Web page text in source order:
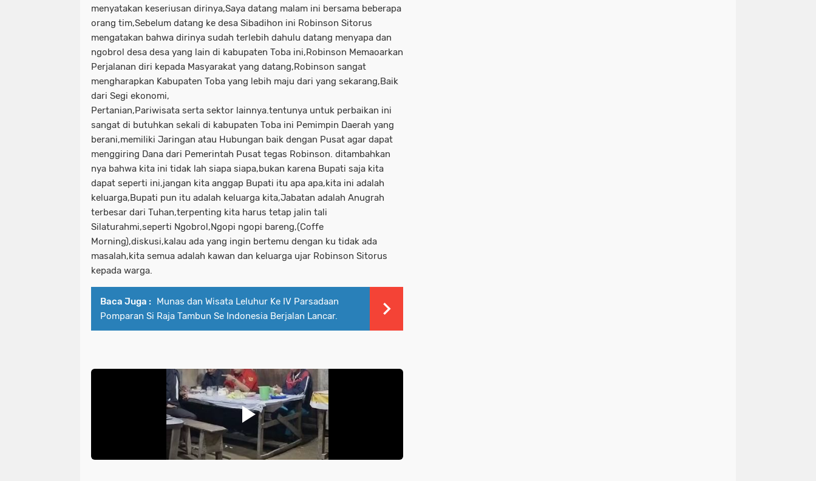
menyatakan keseriusan dirinya,Saya datang malam ini bersama beberapa
orang tim,Sebelum datang ke desa Sibadihon ini Robinson Sitorus
mengatakan bahwa dirinya sudah terlebih dahulu datang menyapa dan
ngobrol desa desa yang lain di kabupaten Toba ini,Robinson Memaoarkan
Perjalanan diri kepada Masyarakat yang datang,Robinson sangat
mengharapkan Kabupaten Toba yang lebih maju dari yang sekarang,Baik
dari Segi ekonomi,
Pertanian,Pariwisata serta sektor lainnya.tentunya untuk perbaikan ini
sangat di butuhkan sekali di kabupaten Toba ini Pemimpin Daerah yang
berani,memiliki Jaringan atau Hubungan baik dengan Pusat agar dapat
menggiring Dana dari Pemerintah Pusat tegas Robinson. ditambahkan
nya bahwa kita ini tidak lah siapa siapa,bukan karena Bupati saja kita
dapat seperti ini,jangan kita anggap Bupati itu apa apa,kita ini adalah
keluarga,Bupati pun itu adalah keluarga kita,Jabatan adalah Anugrah
terbesar dari Tuhan,terpenting kita harus tetap jalin tali
Silaturahmi,seperti Ngobrol,Ngopi ngopi bareng,(Coffe
Morning),diskusi,kalau ada yang ingin bertemu dengan ku tidak ada
masalah,kita semua adalah kawan dan keluarga ujar Robinson Sitorus
kepada warga.
Baca Juga : Munas dan Wisata Leluhur Ke IV Parsadaan
Pomparan Si Raja Tambun Se Indonesia Berjalan Lancar.